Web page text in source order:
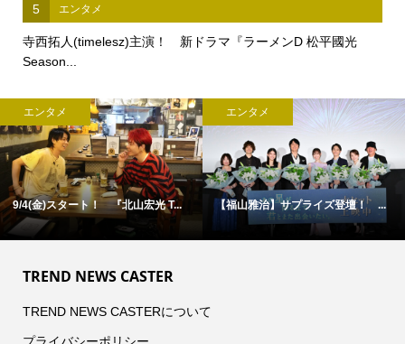
5 エンタメ
寺西拓人(timelesz)主演！ 新ドラマ『ラーメンD 松平國光
Season...
エンタメ
9/4(金)スタート！ 『北山宏光 T...
エンタメ
【福山雅治】サプライズ登壇！ ...
TREND NEWS CASTER
TREND NEWS CASTERについて